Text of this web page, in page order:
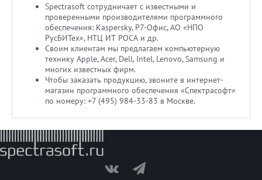
Spectrasoft сотрудничает с известными и
проверенными производителями программного
обеспечения: Kaspersky, Р7-Офис, АО «НПО
РусБИТех», НТЦ ИТ РОСА и др.
Своим клиентам мы предлагаем компьютерную
технику Apple, Acer, Dell, Intel, Lenovo, Samsung и
многих известных фирм.
Чтобы заказать продукцию, звоните в интернет-
магазин программного обеспечения «Спектрасофт»
по номеру: +7 (495) 984-33-83 в Москве.